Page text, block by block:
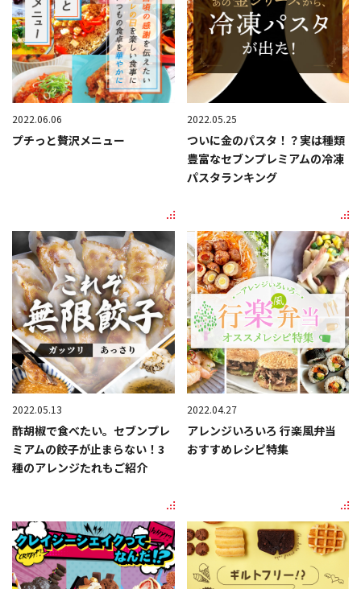
2022.06.06
プチっと贅沢メニュー
2022.05.25
ついに金のパスタ！？実は種類
豊富なセブンプレミアムの冷凍
パスタランキング
2022.05.13
酢胡椒で食べたい。セブンプレ
ミアムの餃子が止まらない！3
種のアレンジたれもご紹介
2022.04.27
アレンジいろいろ 行楽風弁当
おすすめレシピ特集